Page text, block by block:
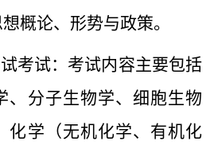
概论、形势与政策。
考试： 考试内容主要包括
、分子生物学、细胞生物
化学（无机化学、 有机化